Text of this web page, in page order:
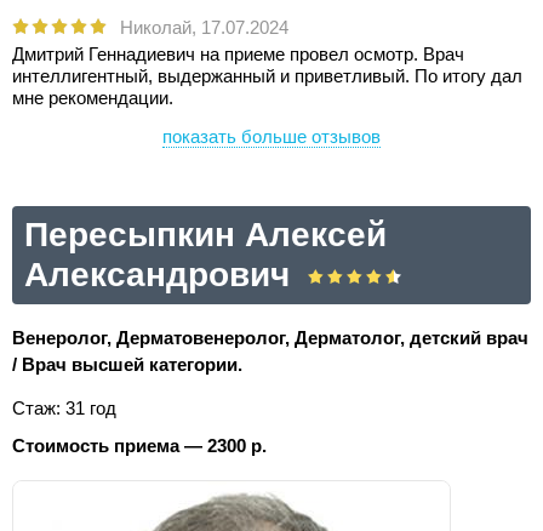
Николай, 17.07.2024
Дмитрий Геннадиевич на приеме провел осмотр. Врач
интеллигентный, выдержанный и приветливый. По итогу дал
мне рекомендации.
показать больше отзывов
Пересыпкин Алексей
Александрович
Венеролог, Дерматовенеролог, Дерматолог, детский врач
/ Врач высшей категории.
Стаж: 31 год
Стоимость приема — 2300 р.